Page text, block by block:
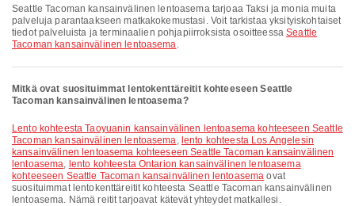
Seattle Tacoman kansainvälinen lentoasema tarjoaa Taksi ja monia muita
palveluja parantaakseen matkakokemustasi. Voit tarkistaa yksityiskohtaiset
tiedot palveluista ja terminaalien pohjapiirroksista osoitteessaSeattle
Tacoman kansainvälinen lentoasema.
Mitkä ovat suosituimmat lentokenttäreitit kohteeseen Seattle
Tacoman kansainvälinen lentoasema?
lento kohteesta Taoyuanin kansainvälinen lentoasema kohteeseen Seattle
Tacoman kansainvälinen lentoasema, lento kohteesta Los Angelesin
kansainvälinen lentoasema kohteeseen Seattle Tacoman kansainvälinen
lentoasema, lento kohteesta Ontarion kansainvälinen lentoasema
kohteeseen Seattle Tacoman kansainvälinen lentoasema ovat
suosituimmat lentokenttäreitit kohteesta Seattle Tacoman kansainvälinen
lentoasema. Nämä reitit tarjoavat kätevät yhteydet matkallesi.